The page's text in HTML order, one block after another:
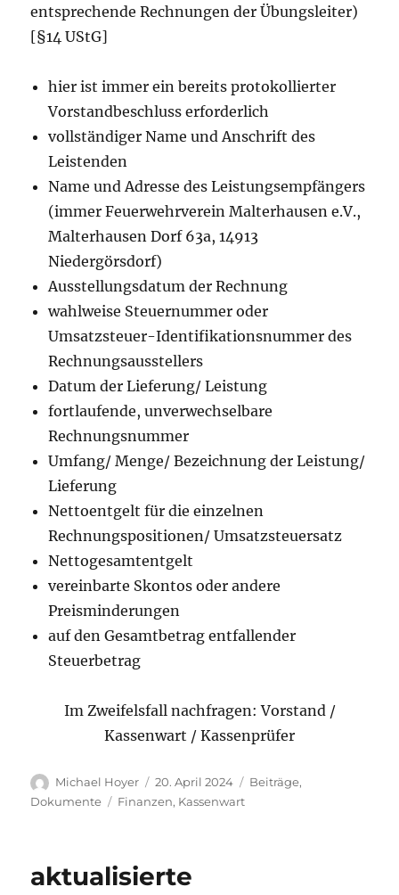
entsprechende Rechnungen der Übungsleiter)
[§14 UStG]
hier ist immer ein bereits protokollierter
Vorstandbeschluss erforderlich
vollständiger Name und Anschrift des
Leistenden
Name und Adresse des Leistungsempfängers
(immer Feuerwehrverein Malterhausen e.V.,
Malterhausen Dorf 63a, 14913
Niedergörsdorf)
Ausstellungsdatum der Rechnung
wahlweise Steuernummer oder
Umsatzsteuer-Identifikationsnummer des
Rechnungsausstellers
Datum der Lieferung/ Leistung
fortlaufende, unverwechselbare
Rechnungsnummer
Umfang/ Menge/ Bezeichnung der Leistung/
Lieferung
Nettoentgelt für die einzelnen
Rechnungspositionen/ Umsatzsteuersatz
Nettogesamtentgelt
vereinbarte Skontos oder andere
Preisminderungen
auf den Gesamtbetrag entfallender
Steuerbetrag
Im Zweifelsfall nachfragen: Vorstand /
Kassenwart / Kassenprüfer
Autor
Michael Hoyer
Veröffentlicht
am
20. April 2024 Kategorien
Beiträge,
Dokumente
Schlagwörter
Finanzen, Kassenwart
aktualisierte